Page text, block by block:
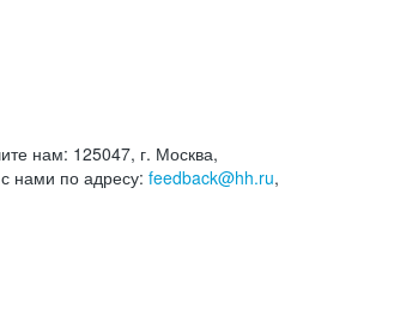
нам: 125047, г. Москва,
нами по адресу: feedback@hh.ru,